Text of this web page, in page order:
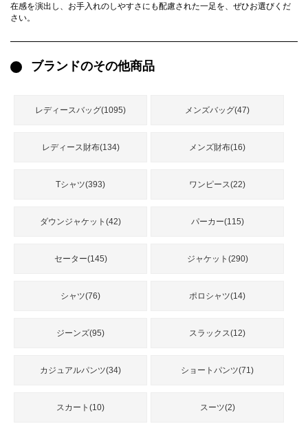
最
在感を演出し、お手入れのしやすさにも配慮された一足を、ぜひお選びくだ
さい。
ブランドのその他商品
レディースバッグ(1095) メンズバッグ(47)
レディース財布(134) メンズ財布(16)
Tシャツ(393) ワンピース(22)
ダウンジャケット(42) パーカー(115)
セーター(145) ジャケット(290)
シャツ(76) ポロシャツ(14)
ジーンズ(95) スラックス(12)
カジュアルパンツ(34) ショートパンツ(71)
スカート(10) スーツ(2)